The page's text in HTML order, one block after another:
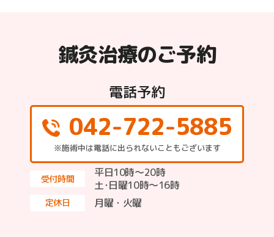
鍼灸治療のご予約
電話予約
042-722-5885
※施術中は電話に出られないこともございます
受付時間
平日10時～20時
土･日曜10時〜16時
定休日 月曜・火曜